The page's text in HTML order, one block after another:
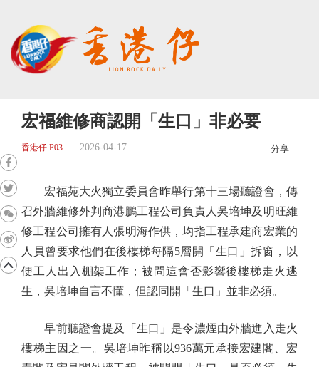
宏福維修商認開「生口」非必要
香港仔 P03 2026-04-17 分享
宏福苑大火獨立委員會昨舉行第十三場聽證會，傳
召外牆維修外判商港鵬工程公司負責人吳培坤及明旺維
修工程公司擁有人張明海作供，均指工程承建商宏業的
人員曾要求他們在後樓梯每隔5層開「生口」拆窗，以
便工人出入棚架工作；被問這會否影響後樓梯走火逃
生，吳培坤自言不懂，但認同開「生口」並非必須。
早前聽證會提及「生口」是令濃煙由外牆進入走火
樓梯主因之一。吳培坤昨稱以936萬元承接宏建閣、宏